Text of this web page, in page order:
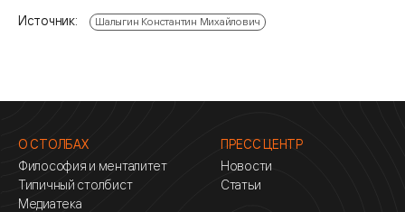
Источник: Шалыгин Константин Михайлович
О СТОЛБАХ
Философия и менталитет
Типичный столбист
Медиатека
ПРЕСС ЦЕНТР
Новости
Статьи